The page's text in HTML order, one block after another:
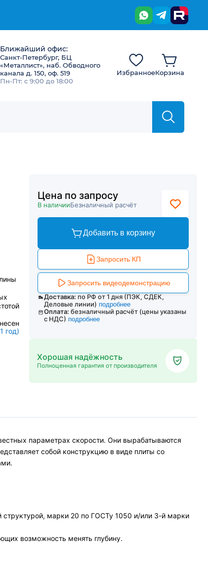
Ближайший офис:
Санкт-Петербург, БЦ
«Металлист», наб. Обводного
канала д. 150, оф. 519
Пн-Пт: с 9:00 до 18:00
ИзбранноеКорзина
год)
Цена по запросу
В наличииБезналичный расчёт
Добавить в корзину
Запросить КП
Запросить видеодемонстрацию
Доставка: по РФ от 1 дня (ПЭК, СДЕК,
Деловые линии) подробнее
Оплата: безналичный расчёт (цены указаны
с НДС) подробнее
Хорошая надёжность
Полноценная гарантия от производителя
параметрах скорости. Они вырабатываются
собой конструкцию в виде плиты со
структурой, марки 20 по ГОСТу 1050 и/или 3-й марки
возможность менять глубину.